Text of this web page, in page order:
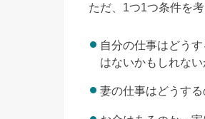
ただ、1つ1つ条件を考
自分の仕事はどう
はないかもしれな
妻の仕事はどうす